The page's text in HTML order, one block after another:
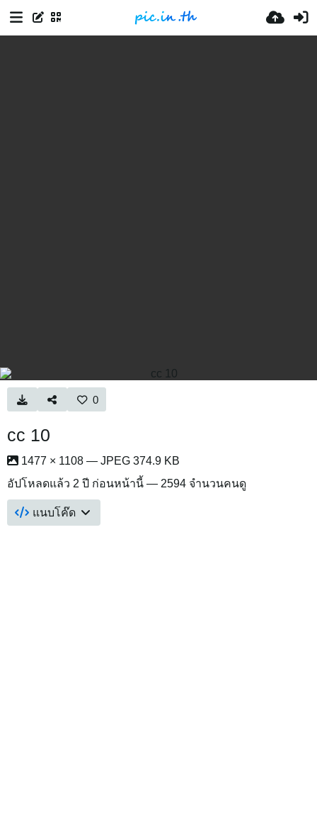
0
cc 10
1477 × 1108 — JPEG 374.9 KB
อัปโหลดแล้ว 2 ปี ก่อนหน้านี้ — 2594 จำนวนคนดู
แนบโค๊ด